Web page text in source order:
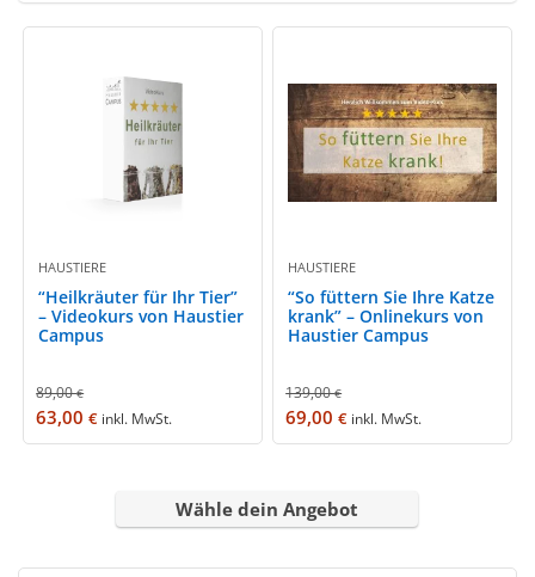
HAUSTIERE
“Heilkräuter für Ihr Tier”
– Videokurs von Haustier
Campus
89,00€
63,00€ inkl. MwSt.
HAUSTIERE
“So füttern Sie Ihre Katze
krank” – Onlinekurs von
Haustier Campus
139,00€
69,00€ inkl. MwSt.
Wähle dein Angebot